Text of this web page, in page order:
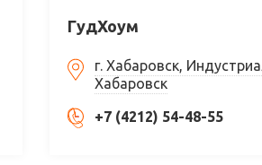
ГудХоум
г. Хабаровск,
Хабаровск
+7 (4212) 54-48-55